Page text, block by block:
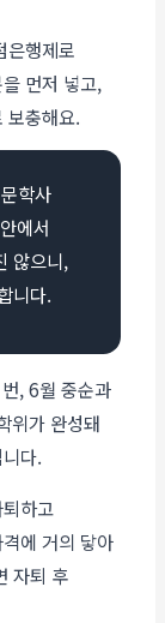
은행제로
먼저 넣고,
보충해요.
학사
안에서
않으니,
니다.
, 6월 중순과
위가 완성돼
다.
하고
에 거의 닿아
자퇴 후